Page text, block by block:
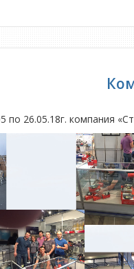
по 26.05.18г. компания